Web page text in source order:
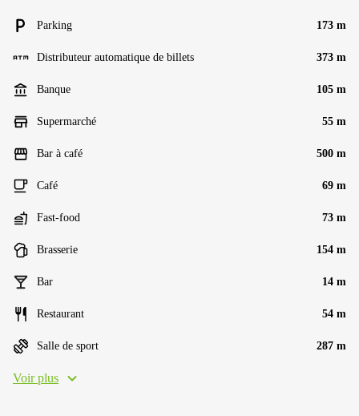
Parking 173 m
Distributeur automatique de billets 373 m
Banque 105 m
Supermarché 55 m
Bar à café 500 m
Café 69 m
Fast-food 73 m
Brasserie 154 m
Bar 14 m
Restaurant 54 m
Salle de sport 287 m
Voir plus